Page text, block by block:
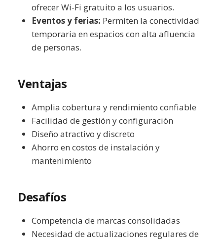
ofrecer Wi-Fi gratuito a los usuarios.
Eventos y ferias: Permiten la conectividad
temporaria en espacios con alta afluencia
de personas.
Ventajas
Amplia cobertura y rendimiento confiable
Facilidad de gestión y configuración
Diseño atractivo y discreto
Ahorro en costos de instalación y
mantenimiento
Desafíos
Competencia de marcas consolidadas
Necesidad de actualizaciones regulares de